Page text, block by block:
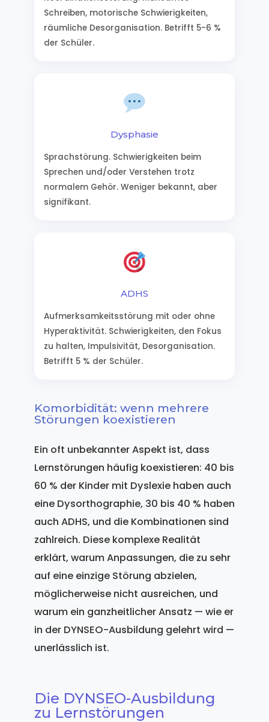
Schreiben, motorische Schwierigkeiten,
räumliche Desorganisation. Betrifft 5-6 %
der Schüler.
Dysphasie
Sprachstörung. Schwierigkeiten beim
Sprechen und/oder Verstehen trotz
normalem Gehör. Weniger bekannt, aber
signifikant.
ADHS
Aufmerksamkeitsstörung mit oder ohne
Hyperaktivität. Schwierigkeiten, den Fokus
zu halten, Impulsivität, Desorganisation.
Betrifft 5 % der Schüler.
Komorbidität: wenn mehrere
Störungen koexistieren
Ein oft unbekannter Aspekt ist, dass
Lernstörungen häufig koexistieren: 40 bis
60 % der Kinder mit Dyslexie haben auch
eine Dysorthographie, 30 bis 40 % haben
auch ADHS, und die Kombinationen sind
zahlreich. Diese komplexe Realität
erklärt, warum Anpassungen, die zu sehr
auf eine einzige Störung abzielen,
möglicherweise nicht ausreichen, und
warum ein ganzheitlicher Ansatz — wie er
in der DYNSEO-Ausbildung gelehrt wird —
unerlässlich ist.
Die DYNSEO-Ausbildung
zu Lernstörungen